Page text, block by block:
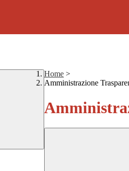
Home >
Amministrazione